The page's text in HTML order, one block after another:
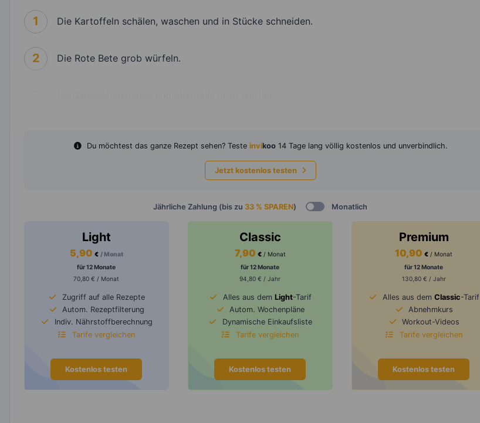
1 Die Kartoffeln schälen, waschen und in Stücke schneiden.
2 Die Rote Bete grob würfeln.
Du möchtest das ganze Rezept sehen? Teste invikoo 14 Tage lang völlig kostenlos und unverbindlich.
Jetzt kostenlos testen
Jährliche Zahlung (bis zu 33 % SPAREN) Monatlich
Light
5,90 € / Monat
für 12 Monate
70,80 € / Monat
Zugriff auf alle Rezepte
Autom. Rezeptfilterung
Indiv. Nährstoffberechnung
Tarife vergleichen
Kostenlos testen
Classic
7,90 € / Monat
für 12 Monate
94,80 € / Jahr
Alles aus dem Light-Tarif
Autom. Wochenpläne
Dynamische Einkaufsliste
Tarife vergleichen
Kostenlos testen
Premium
10,90€ / Monat
für 12 Monate
130,80 € / Jahr
Alles aus dem Classic-Tarif
Abnehmkurs
Workout-Videos
Tarife vergleichen
Kostenlos testen